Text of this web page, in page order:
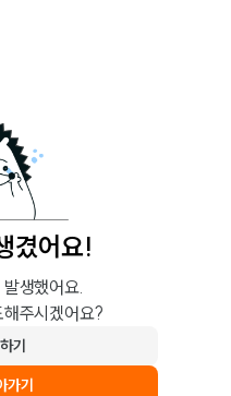
겼어요!
생했어요.
주시겠어요?
기
가기